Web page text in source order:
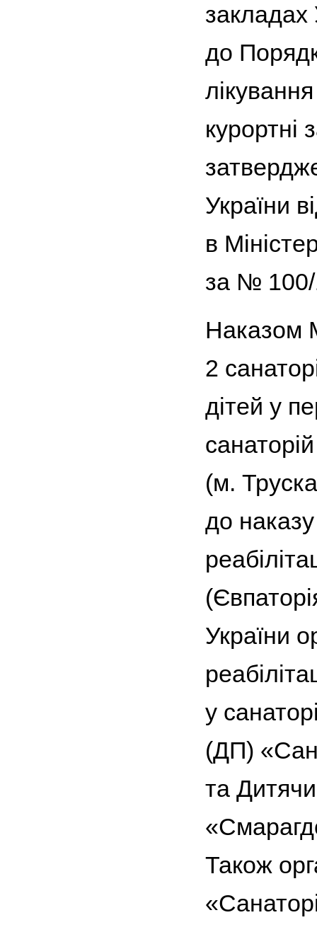
до
курортні
України
в
за № 100/
Наказом
2
дітей у
(м.
до
України
у
(ДП)
та
Також